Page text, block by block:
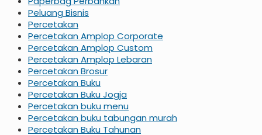
Peluang Bisnis
Percetakan
Percetakan Amplop Corporate
Percetakan Amplop Custom
Percetakan Amplop Lebaran
Percetakan Brosur
Percetakan Buku
Percetakan Buku Jogja
Percetakan buku menu
Percetakan buku tabungan murah
Percetakan Buku Tahunan